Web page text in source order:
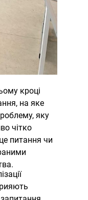
кроці
на яке
яку
чітко
питання чи